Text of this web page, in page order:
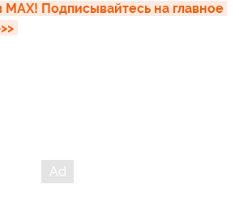
Подписывайтесь на главное